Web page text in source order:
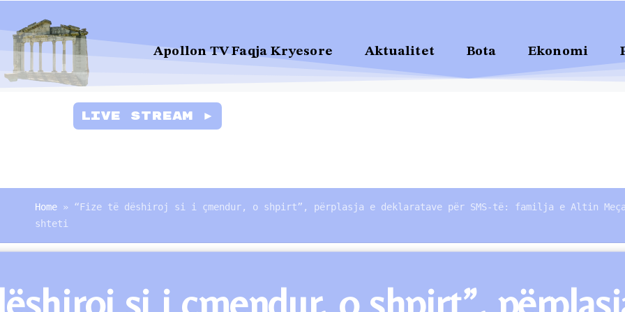
Apollon TV Faqja Kryesore Aktualitet Bota Ekonomi
Live Stream ►
Home » “Fize të dëshiroj si i çmendur, o shpirt”, përplasja e deklaratave për SMS-të: familja e Altin
shteti